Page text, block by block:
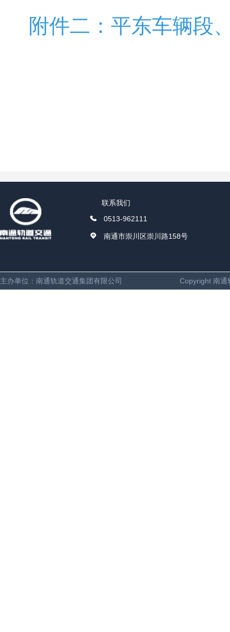
附件二：平东车辆段
联系我们
0513-962111
南通市崇川区崇川路158号
主办单位：南通轨道交通集团有限公司 Copyright 南通